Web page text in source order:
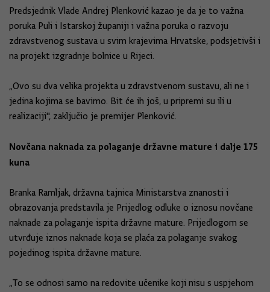
Predsjednik Vlade Andrej Plenković kazao je da je to važna
poruka Puli i Istarskoj županiji i važna poruka o razvoju
zdravstvenog sustava u svim krajevima Hrvatske, podsjetivši i
na projekt izgradnje bolnice u Rijeci.
„Ovo su dva velika projekta u zdravstvenom sustavu, ali ne i
jedina kojima se bavimo. Bit će ih još, u pripremi su ili u
realizaciji", zaključio je premijer Plenković.
Novčana naknada za polaganje državne mature i dalje 175
kuna
Branka Ramljak, državna tajnica Ministarstva znanosti i
obrazovanja predstavila je Prijedlog odluke o iznosu novčane
naknade za polaganje ispita državne mature. Prijedlogom se
utvrđuje iznos naknade koja se plaća za polaganje svakog
pojedinog ispita državne mature.
„To se odnosi samo na redovite učenike koji nisu s uspjehom